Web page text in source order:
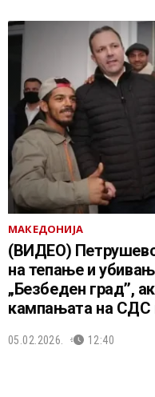
МАКЕДОНИЈА
(ВИДЕО)
на тепање и
„Безбеден град’’,
кампањата на СДС
05.02.2026. 12:40